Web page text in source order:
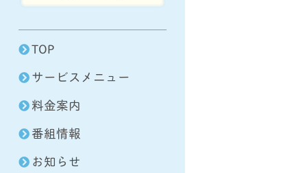
TOP
サービスメニュー
料金案内
番組情報
お知らせ